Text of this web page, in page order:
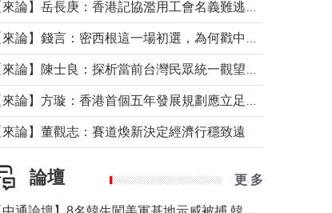
來論】董觀志：賽道煥新決定經濟行穩致遠
論壇 更 多